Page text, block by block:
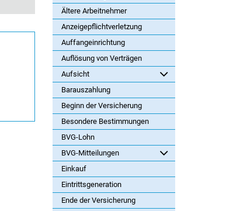
Ältere Arbeitnehmer
Anzeigepflichtverletzung
Auffangeinrichtung
Auflösung von Verträgen
Aufsicht
Barauszahlung
Beginn der Versicherung
Besondere Bestimmungen
BVG-Lohn
BVG-Mitteilungen
Einkauf
Eintrittsgeneration
Ende der Versicherung